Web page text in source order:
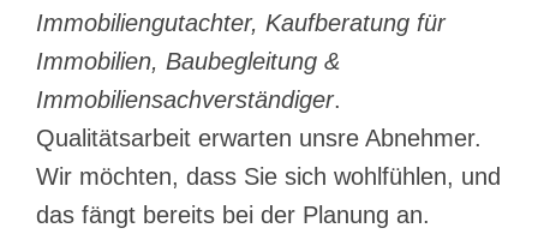
Immobiliengutachter, Kaufberatung für
Immobilien, Baubegleitung &
Immobiliensachverständiger.
Qualitätsarbeit erwarten unsre Abnehmer.
Wir möchten, dass Sie sich wohlfühlen, und
das fängt bereits bei der Planung an.